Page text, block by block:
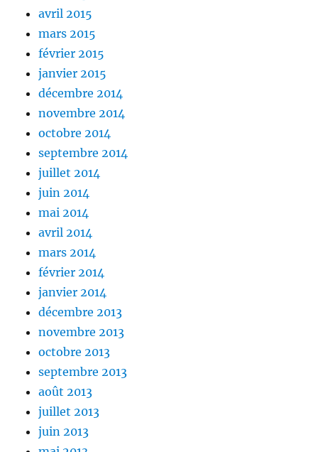
avril 2015
mars 2015
février 2015
janvier 2015
décembre 2014
novembre 2014
octobre 2014
septembre 2014
juillet 2014
juin 2014
mai 2014
avril 2014
mars 2014
février 2014
janvier 2014
décembre 2013
novembre 2013
octobre 2013
septembre 2013
août 2013
juillet 2013
juin 2013